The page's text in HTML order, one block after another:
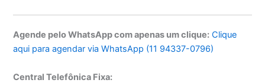
Agende pelo WhatsApp com apenas um clique: Clique
aqui para agendar via WhatsApp (11 94337-0796)
Central Telefônica Fixa: